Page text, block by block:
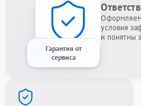
Гарантия от
сервиса
Оформляем
условия
и понятны